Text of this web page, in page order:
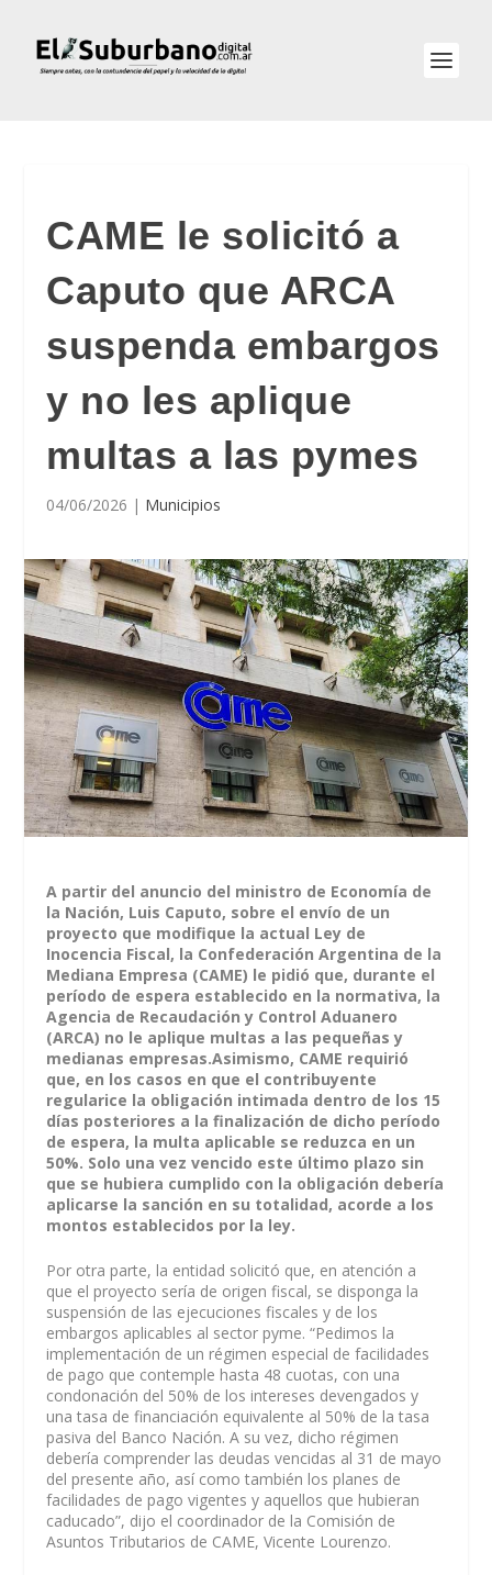
CAME le solicitó a
Caputo que ARCA
suspenda embargos
y no les aplique
multas a las pymes
04/06/2026 | Municipios
A partir del anuncio del ministro de Economía de
la Nación, Luis Caputo, sobre el envío de un
proyecto que modifique la actual Ley de
Inocencia Fiscal, la Confederación Argentina de la
Mediana Empresa (CAME) le pidió que, durante el
período de espera establecido en la normativa, la
Agencia de Recaudación y Control Aduanero
(ARCA) no le aplique multas a las pequeñas y
medianas empresas.Asimismo, CAME requirió
que, en los casos en que el contribuyente
regularice la obligación intimada dentro de los 15
días posteriores a la finalización de dicho período
de espera, la multa aplicable se reduzca en un
50%. Solo una vez vencido este último plazo sin
que se hubiera cumplido con la obligación debería
aplicarse la sanción en su totalidad, acorde a los
montos establecidos por la ley.
Por otra parte, la entidad solicitó que, en atención a
que el proyecto sería de origen fiscal, se disponga la
suspensión de las ejecuciones fiscales y de los
embargos aplicables al sector pyme. “Pedimos la
implementación de un régimen especial de facilidades
de pago que contemple hasta 48 cuotas, con una
condonación del 50% de los intereses devengados y
una tasa de financiación equivalente al 50% de la tasa
pasiva del Banco Nación. A su vez, dicho régimen
debería comprender las deudas vencidas al 31 de mayo
del presente año, así como también los planes de
facilidades de pago vigentes y aquellos que hubieran
caducado”, dijo el coordinador de la Comisión de
Asuntos Tributarios de CAME, Vicente Lourenzo.